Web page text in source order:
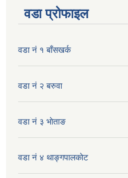
वडा प्रोफाइल
वडा नं १ बाँसखर्क
वडा नं २ बरुवा
वडा नं ३ भाेताङ
वडा नं ४ थाङ्गपालकाेट